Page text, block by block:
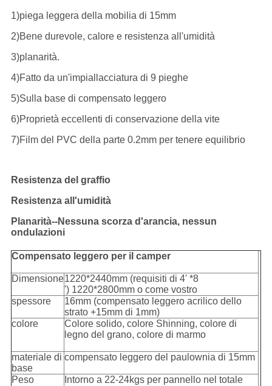
1)piega leggera della mobilia di 15mm
2)Bene durevole, calore e resistenza all'umidità
3)planarità.
4)Fatto da un'impiallacciatura di 9 pieghe
5)Sulla base di compensato leggero
6)Proprietà eccellenti di conservazione della vite
7)Film del PVC della parte 0.2mm per tenere equilibrio
Resistenza del graffio
Resistenza all'umidità
Planarità--Nessuna scorza d'arancia, nessun
ondulazioni
Compensato leggero per il camper
Dimensione1220*2440mm (requisiti di 4' *8
') 1220*2800mm o come vostro
spessore
16mm (compensato leggero acrilico dello
strato +15mm di 1mm)
colore
Colore solido, colore Shinning, colore di
legno del grano, colore di marmo
materiale di
base
compensato leggero del paulownia di 15mm
Peso Intorno a 22-24kgs per pannello nel totale